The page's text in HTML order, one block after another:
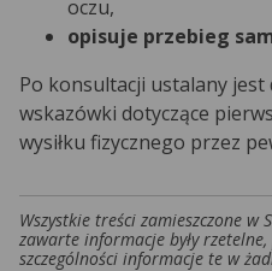
oczu,
opisuje przebieg
Po konsultacji ustalany
wskazówki dotyczące
wysiłku fizycznego przez
Wszystkie treści zamieszczone
zawarte informacje były
szczególności informacje te w